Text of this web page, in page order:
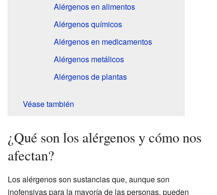
Alérgenos en alimentos
Alérgenos químicos
Alérgenos en medicamentos
Alérgenos metálicos
Alérgenos de plantas
Véase también
¿Qué son los alérgenos y cómo nos
afectan?
Los alérgenos son sustancias que, aunque son
inofensivas para la mayoría de las personas, pueden